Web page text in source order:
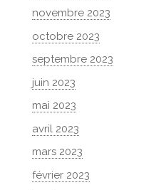
novembre 2023
octobre 2023
septembre 2023
juin 2023
mai 2023
avril 2023
mars 2023
février 2023